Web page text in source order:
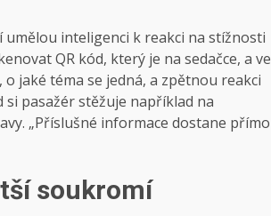
inteligenci k reakci na stížnosti
QR kód, který je na sedačce, a ve
jaké téma se jedná, a zpětnou reakci
si pasažér stěžuje například na
„Příslušné informace dostane přímo
soukromí